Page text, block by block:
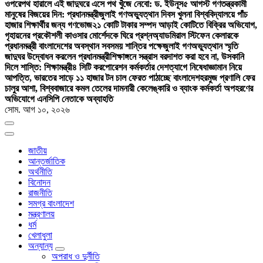
ওপরেপথ হারালে এই জাদুঘরে এসে পথ খুঁজে নেবো: ড. ইউনূস৫ আগস্ট গণতন্ত্রকামী
মানুষের বিজয়ের দিন: প্রধানমন্ত্রীজুলাই গণঅভ্যুত্থান দিবস খুলনা বিশ্ববিদ্যালয়ে পাঁচ
হাজার শিক্ষার্থীর জন্য গণভোজ২১ কোটি টাকার সম্পদ আড়াই কোটিতে বিক্রির অভিযোগ,
গৃহায়নের প্রকৌশলী কাওসার মোর্শেদকে ঘিরে প্রশ্নঅ্যাডমিরাল স্টিফেন কেলারকে
প্রধানমন্ত্রী বাংলাদেশের অবস্থান সবসময় শান্তির পক্ষেজুলাই গণঅভ্যুত্থান স্মৃতি
জাদুঘর উদ্বোধন করলেন প্রধানমন্ত্রীশিক্ষাঙ্গনে সন্ত্রাস বরদাশত করা হবে না, উসকানি
দিলে শাস্তি: শিক্ষামন্ত্রী৪ সিটি করপোরেশন কর্মকর্তার দেশত্যাগে নিষেধাজ্ঞামান নিয়ে
আপত্তি, ভারতের সাড়ে ১১ হাজার টন চাল ফেরত পাঠাচ্ছে বাংলাদেশহরমুজ প্রণালি ফের
চালুর আশা, বিশ্ববাজারে কমল তেলের দামনারী কেলেঙ্কারি ও ব্যাংক কর্মকর্তা অপহরণের
অভিযোগে এনসিপি নেতাকে অব্যাহতি
সোম. আগ ১০, ২০২৬
জাতীয়
আন্তর্জাতিক
অর্থনীতি
বিনোদন
রাজনীতি
সমগ্র বাংলাদেশ
মন্ত্রণালয়
ধর্ম
খেলাধুলা
অন্যান্য
অপরাধ ও দুর্নীতি